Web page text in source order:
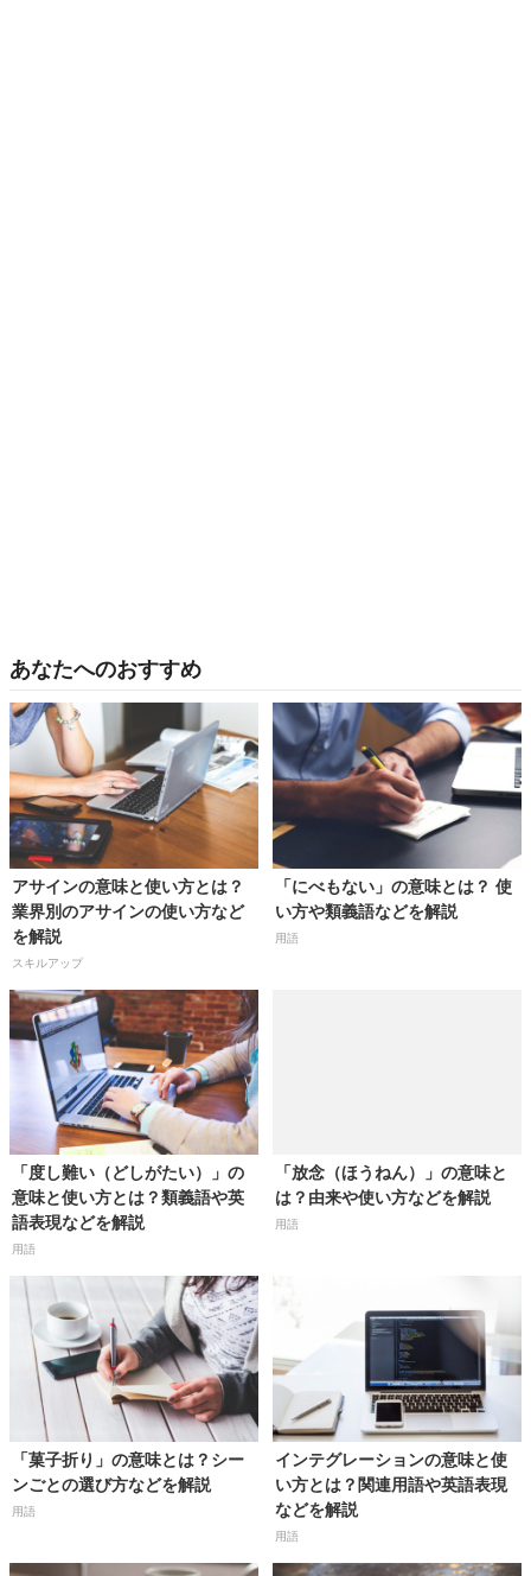
あなたへのおすすめ
アサインの意味と使い方とは？
業界別のアサインの使い方など
を解説
スキルアップ
「にべもない」の意味とは？ 使
い方や類義語などを解説
用語
「度し難い（どしがたい）」の
意味と使い方とは？類義語や英
語表現などを解説
用語
「放念（ほうねん）」の意味と
は？由来や使い方などを解説
用語
「菓子折り」の意味とは？シー
ンごとの選び方などを解説
用語
インテグレーションの意味と使
い方とは？関連用語や英語表現
などを解説
用語